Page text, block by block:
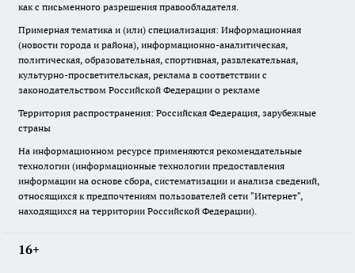
как с письменного разрешения правообладателя.
Примерная тематика и (или) специализация: Информационная
(новости города и района), информационно-аналитическая,
политическая, образовательная, спортивная, развлекательная,
культурно-просветительская, реклама в соответствии с
законодательством Российской Федерации о рекламе
Территория распространения: Российская Федерация, зарубежные
страны
На информационном ресурсе применяются рекомендательные
технологии (информационные технологии предоставления
информации на основе сбора, систематизации и анализа сведений,
относящихся к предпочтениям пользователей сети "Интернет",
находящихся на территории Российской Федерации).
16+